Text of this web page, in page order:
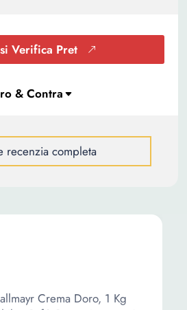
Verifica Pret
recenzia completa
Crema Doro, 1 Kg